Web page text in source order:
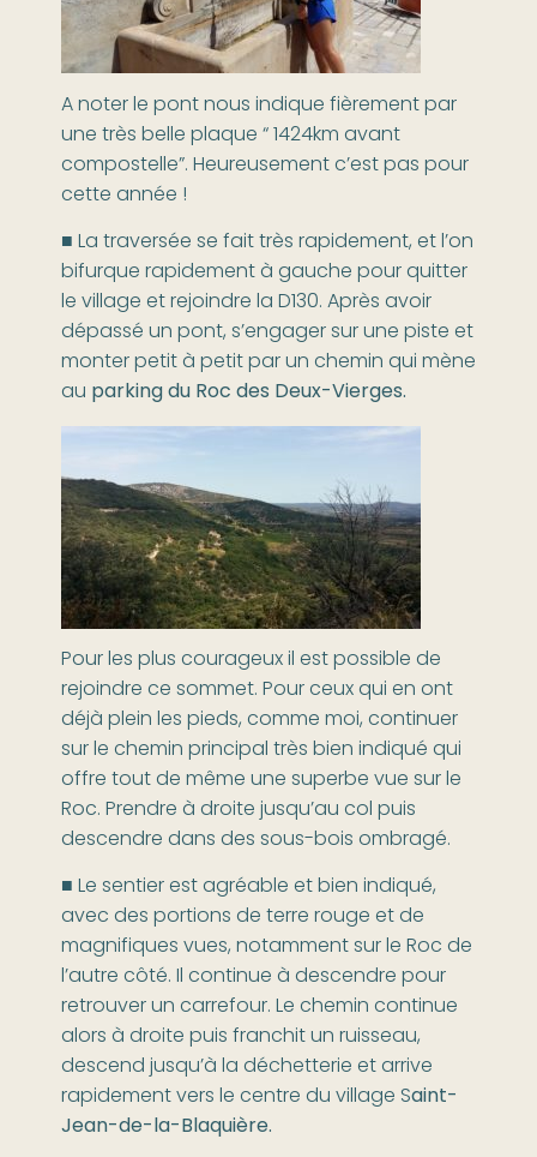
A noter le pont nous indique fièrement par
une très belle plaque “ 1424km avant
compostelle”. Heureusement c’est pas pour
cette année !
■ La traversée se fait très rapidement, et l’on
bifurque rapidement à gauche pour quitter
le village et rejoindre la D130. Après avoir
dépassé un pont, s’engager sur une piste et
monter petit à petit par un chemin qui mène
au parking du Roc des Deux-Vierges.
Pour les plus courageux il est possible de
rejoindre ce sommet. Pour ceux qui en ont
déjà plein les pieds, comme moi, continuer
sur le chemin principal très bien indiqué qui
offre tout de même une superbe vue sur le
Roc. Prendre à droite jusqu’au col puis
descendre dans des sous-bois ombragé.
■ Le sentier est agréable et bien indiqué,
avec des portions de terre rouge et de
magnifiques vues, notamment sur le Roc de
l’autre côté. Il continue à descendre pour
retrouver un carrefour. Le chemin continue
alors à droite puis franchit un ruisseau,
descend jusqu’à la déchetterie et arrive
rapidement vers le centre du village Saint-
Jean-de-la-Blaquière.